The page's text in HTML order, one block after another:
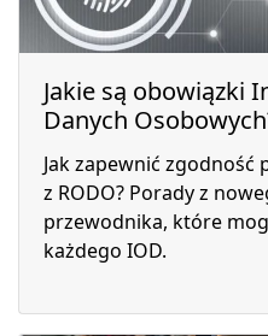
Jakie są obowiązki
Danych
Jak zapewnić zgodność
z RODO? Porady z
przewodnika, które
każdego IOD.